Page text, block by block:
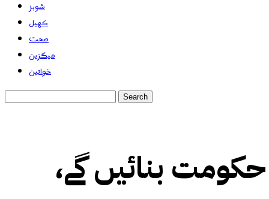
شوبز
کھیل
صحت
میگزین
خواتین
بنائیں گے،